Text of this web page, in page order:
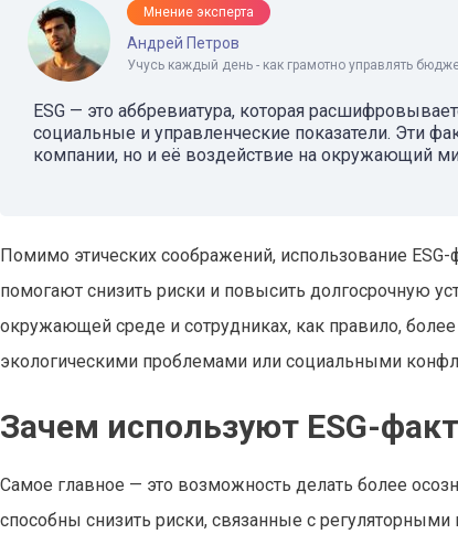
Мнение эксперта
Андрей Петров
Учусь каждый день - как грамотно управлять
ESG — это аббревиатура, которая
социальные и управленческие показатели. Эти
компании, но и её воздействие на окружающий
Помимо этических соображений, использование
помогают снизить риски и повысить долгосрочную
окружающей среде и сотрудниках, как правило,
экологическими проблемами или социальными
Зачем используют ESG-
Самое главное — это возможность делать более
способны снизить риски, связанные с